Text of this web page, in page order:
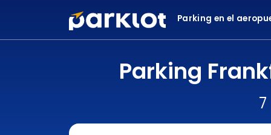
Parking en el
Parking